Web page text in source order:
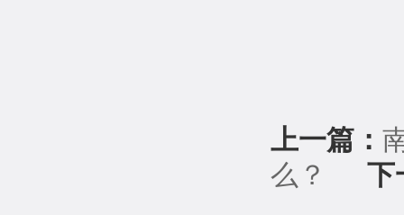
上一篇：
么？
下